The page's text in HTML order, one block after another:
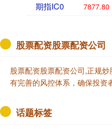
期指IC0 7877.80
股票配资股票配资公司
股票配资股票配资公司,正规
有完善的风控体系，确保投资
话题标签